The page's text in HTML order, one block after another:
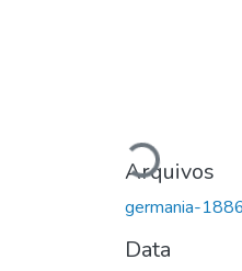
Carregando...
Arquivos
germania-
Data